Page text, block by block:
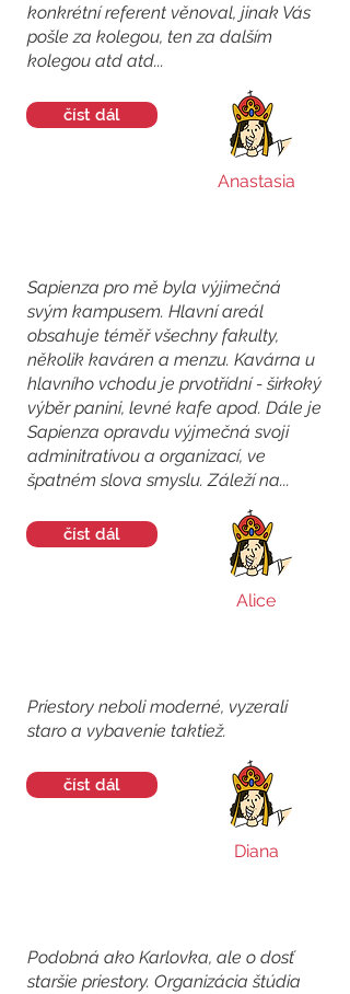
konkrétní referent věnoval, jinak Vás
pošle za kolegou, ten za dalším
kolegou atd atd...
číst dál
Anastasia
Sapienza pro mě byla výjimečná
svým kampusem. Hlavní areál
obsahuje téměř všechny fakulty,
několik kaváren a menzu. Kavárna u
hlavního vchodu je prvotřídní - širkoký
výběr panini, levné kafe apod. Dále je
Sapienza opravdu výjmečná svoji
adminitrativou a organizací, ve
špatném slova smyslu. Záleží na...
číst dál
Alice
Priestory neboli moderné, vyzerali
staro a vybavenie taktiež.
číst dál
Diana
Podobná ako Karlovka, ale o dosť
staršie priestory. Organizácia štúdia